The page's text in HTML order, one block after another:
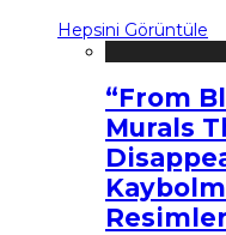
Hepsini Görüntüle
“From
Murals